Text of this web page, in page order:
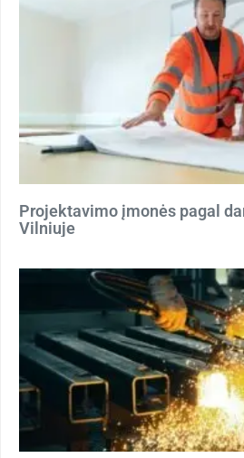
Projektavimo įmonės pagal
Vilniuje